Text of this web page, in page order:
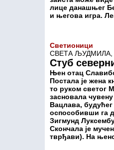
лице данашњег
и његова игра.
Светионици
СВЕТА ЉУДМИЛА,
Стуб
Њен отац
Постала је жена
то руком светог
засновала
Вацлава,
оспособивши га
Зигмунд
Скончала је
тврђави). На